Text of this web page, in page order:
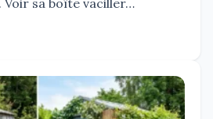
sa boîte vaciller…